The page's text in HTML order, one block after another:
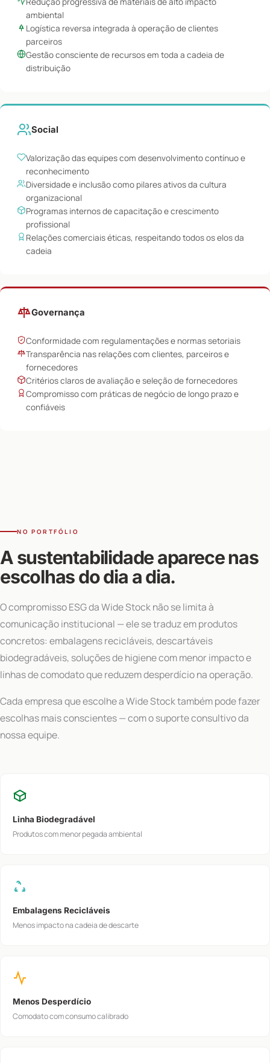
ambiental
Logística reversa integrada à operação de clientes
parceiros
Gestão consciente de recursos em toda a cadeia de
distribuição
Social
Valorização das equipes com desenvolvimento contínuo e
reconhecimento
Diversidade e inclusão como pilares ativos da cultura
organizacional
Programas internos de capacitação e crescimento
profissional
Relações comerciais éticas, respeitando todos os elos da
cadeia
Governança
Conformidade com regulamentações e normas setoriais
Transparência nas relações com clientes, parceiros e
fornecedores
Critérios claros de avaliação e seleção de fornecedores
Compromisso com práticas de negócio de longo prazo e
confiáveis
NO PORTFÓLIO
A sustentabilidade aparece nas
escolhas do dia a dia.
O compromisso ESG da Wide Stock não se limita à
comunicação institucional — ele se traduz em produtos
concretos: embalagens recicláveis, descartáveis
biodegradáveis, soluções de higiene com menor impacto e
linhas de comodato que reduzem desperdício na operação.
Cada empresa que escolhe a Wide Stock também pode fazer
escolhas mais conscientes — com o suporte consultivo da
nossa equipe.
Linha Biodegradável
Produtos com menor pegada ambiental
Embalagens Recicláveis
Menos impacto na cadeia de descarte
Menos Desperdício
Comodato com consumo calibrado